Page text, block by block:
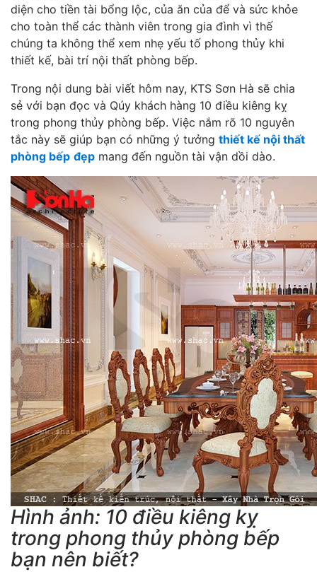
diện cho tiền tài bổng lộc, của ăn của để và sức khỏe
cho toàn thể các thành viên trong gia đình vì thế
chúng ta không thể xem nhẹ yếu tố phong thủy khi
thiết kế, bài trí nội thất phòng bếp.
Trong nội dung bài viết hôm nay, KTS Sơn Hà sẽ chia
sẻ với bạn đọc và Qúy khách hàng 10 điều kiêng kỵ
trong phong thủy phòng bếp. Việc nắm rõ 10 nguyên
tắc này sẽ giúp bạn có những ý tưởng thiết kế nội thất
phòng bếp đẹp mang đến nguồn tài vận dồi dào.
Hình ảnh: 10 điều kiêng kỵ
trong phong thủy phòng bếp
bạn nên biết?